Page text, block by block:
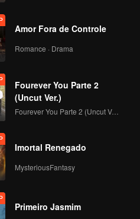
Amor Fora de Controle
Romance · Drama
Fourever You Parte 2
(Uncut Ver.)
Fourever You Parte 2 (Uncut Ver.)
Imortal Renegado
MysteriousFantasy
Primeiro Jasmim